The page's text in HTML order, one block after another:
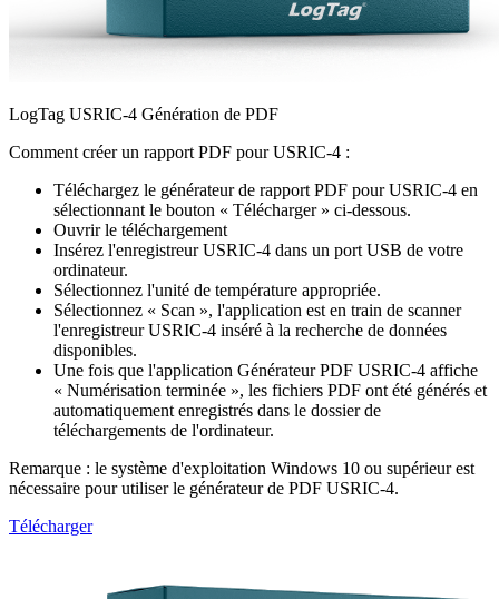
LogTag USRIC-4 Génération de PDF
Comment créer un rapport PDF pour USRIC-4 :
Téléchargez le générateur de rapport PDF pour USRIC-4 en
sélectionnant le bouton « Télécharger » ci-dessous.
Ouvrir le téléchargement
Insérez l'enregistreur USRIC-4 dans un port USB de votre
ordinateur.
Sélectionnez l'unité de température appropriée.
Sélectionnez « Scan », l'application est en train de scanner
l'enregistreur USRIC-4 inséré à la recherche de données
disponibles.
Une fois que l'application Générateur PDF USRIC-4 affiche
« Numérisation terminée », les fichiers PDF ont été générés et
automatiquement enregistrés dans le dossier de
téléchargements de l'ordinateur.
Remarque : le système d'exploitation Windows 10 ou supérieur est
nécessaire pour utiliser le générateur de PDF USRIC-4.
Télécharger